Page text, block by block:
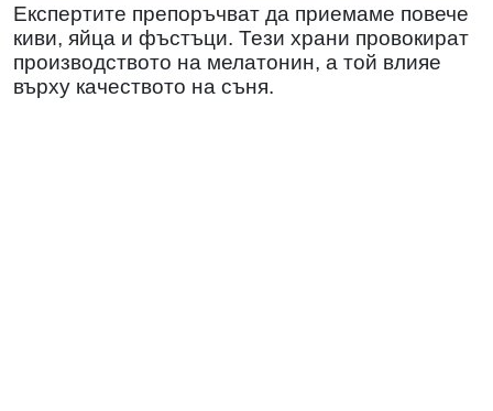
Експертите препоръчват да приемаме повече
киви, яйца и фъстъци. Тези храни провокират
производството на мелатонин, а той влияе
върху качеството на съня.